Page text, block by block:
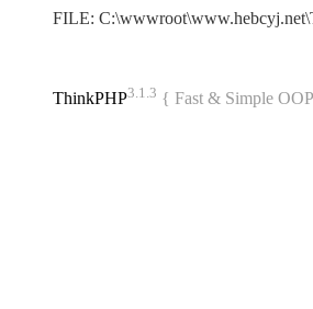
FILE:
ThinkPHP3.1.3 { Fast & Simple